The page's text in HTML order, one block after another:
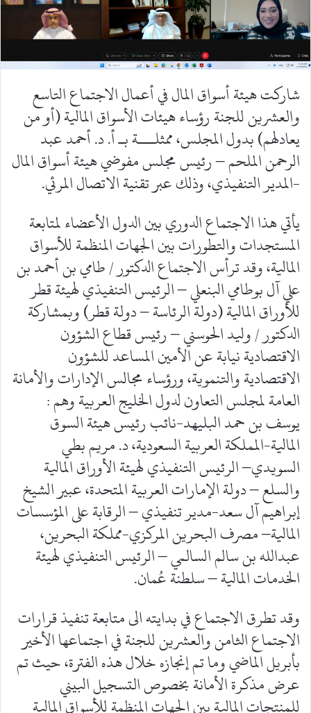
شاركت هيئة أسواق المال في أعمال الاجتماع التاسع
والعشرين للجنة رؤساء هيئات الأسواق المالية (أو من
يعادلهم) بدول المجلس، ممثلـــة بـ أ. د. أحمد عبد
الرحمن الملحم – رئيس مجلس مفوضي هيئة أسواق المال
-المدير التنفيذي، وذلك عبر تقنية الاتصال المرئي.
يأتي هذا الاجتماع الدوري بين الدول الأعضاء لمتابعة
المستجدات والتطورات بين الجهات المنظمة للأسواق
المالية، وقد ترأس الاجتماع الدكتور / طامي بن أحمد بن
علي آل بوطامي البنعلي – الرئيس التنفيذي لهيئة قطر
للأوراق المالية (دولة الرئاسة – دولة قطر) وبمشاركة
الدكتور / وليد الحوسني – رئيس قطاع الشؤون
الاقتصادية نيابة عن الأمين المساعد للشؤون
الاقتصادية والتنموية، ورؤساء مجالس الإدارات والأمانة
العامة لمجلس التعاون لدول الخليج العربية وهم :
يوسف بن حمد البليهد-نائب رئيس هيئة السوق
المالية-المملكة العربية السعودية، د. مريم بطي
السويدي– الرئيس التنفيذي لهيئة الأوراق المالية
والسلع – دولة الإمارات العربية المتحدة، عبير الشيخ
إبراهيم آل سعد-مدير تنفيذي – الرقابة على المؤسسات
المالية– مصرف البحرين المركزي-مملكة البحرين،
عبدالله بن سالم السالمي – الرئيس التنفيذي لهيئة
الخدمات المالية – سلطنة عُمان.
وقد تطرق الاجتماع في بدايته الى متابعة تنفيذ قرارات
الاجتماع الثامن والعشرين للجنة في اجتماعها الأخير
بأبريل الماضي وما تم إنجازه خلال هذه الفترة، حيث تم
عرض مذكرة الأمانة بخصوص التسجيل البيني
للمنتجات المالية بين الجهات المنظمة للأسواق المالية